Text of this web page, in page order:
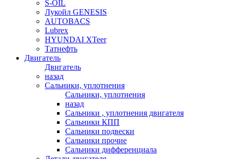
S-OIL
Лукойл GENESIS
AUTOBACS
Lubrex
HYUNDAI XTeer
Татнефть
Двигатель
Двигатель
назад
Сальники, уплотнения
Сальники, уплотнения
назад
Сальники , уплотнения двигателя
Сальники КПП
Сальники подвески
Сальники прочие
Сальники дифференциала